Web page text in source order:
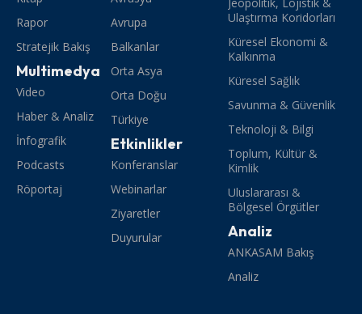
Rapor
Stratejik Bakış
Multimedya
Video
Haber & Analiz
İnfografik
Podcasts
Röportaj
Avrupa
Balkanlar
Orta Asya
Orta Doğu
Türkiye
Etkinlikler
Konferanslar
Webinarlar
Ziyaretler
Duyurular
Jeopolitik, Lojistik &
Ulaştırma Koridorları
Küresel Ekonomi &
Kalkınma
Küresel Sağlık
Savunma & Güvenlik
Teknoloji & Bilgi
Toplum, Kültür &
Kimlik
Uluslararası &
Bölgesel Örgütler
Analiz
ANKASAM Bakış
Analiz